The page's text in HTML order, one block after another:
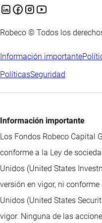
Robeco © Todos los
Información importante
PolíticasSeguridad
Información importante
Los Fondos Robeco Capital
conforme a la Ley de
Unidos (United States
versión en vigor, ni
Unidos (United States
vigor. Ninguna de las